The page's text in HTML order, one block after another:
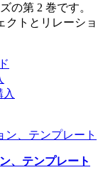
の第 2 巻です。
クトとリレーショ
、テンプレート